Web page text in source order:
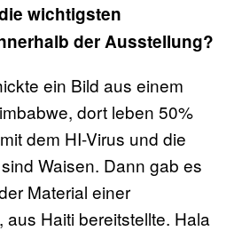
wichtigsten
der Ausstellung?
ein Bild aus einem
dort leben 50%
dem HI-Virus und die
Waisen. Dann gab es
Material einer
Haiti bereitstellte. Hala